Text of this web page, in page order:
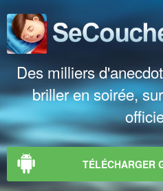
Des milliers
briller en soirée,
TÉLÉCHARGER